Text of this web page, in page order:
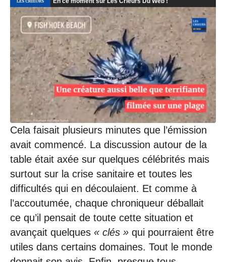
Cela faisait plusieurs minutes que l’émission
avait commencé. La discussion autour de la
table était axée sur quelques célébrités mais
surtout sur la crise sanitaire et toutes les
difficultés qui en découlaient. Et comme à
l’accoutumée, chaque chroniqueur déballait
ce qu’il pensait de toute cette situation et
avançait quelques « clés » qui pourraient être
utiles dans certains domaines. Tout le monde